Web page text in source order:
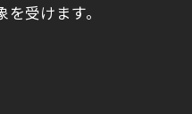
受けます。